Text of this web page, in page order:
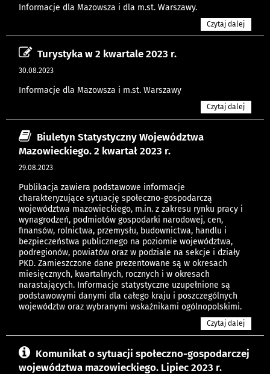
Informacje dla Mazowsza i dla m.st. Warszawy.
Czytaj dalej
Turystyka w 2 kwartale 2023 r.
30.08.2023
Informacje dla Mazowsza i m.st. Warszawy
Czytaj dalej
Biuletyn Statystyczny Województwa
Mazowieckiego. 2 kwartał 2023 r.
29.08.2023
Publikacja zawiera podstawowe informacje
charakteryzujące sytuację społeczno-gospodarczą
województwa mazowieckiego, m.in. z zakresu rynku pracy i
wynagrodzeń, podmiotów gospodarki narodowej, cen,
finansów, rolnictwa, przemysłu, budownictwa, handlu i
bezpieczeństwa publicznego na poziomie województwa,
podregionów, powiatów oraz w podziale na sekcje i działy
PKD. Zamieszczone dane prezentowane są w okresach
miesięcznych, kwartalnych, rocznych i w okresach
narastających. Informacje statystyczne uzupełnione są
podstawowymi danymi dla całego kraju i poszczególnych
województw oraz wybranymi wskaźnikami ogólnopolskimi.
Czytaj dalej
Komunikat o sytuacji społeczno-gospodarczej
województwa mazowieckiego. Lipiec 2023 r.